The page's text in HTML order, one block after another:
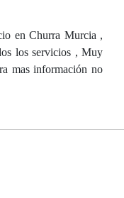
en Churra Murcia ,
los servicios , Muy
mas información no